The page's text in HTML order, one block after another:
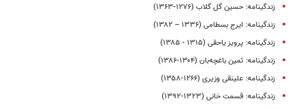
زندگینامه‌: حسین گل‌ گلاب (۱۲۷۶-۱۳۶۳)
زندگینامه: ایرج بسطامی (۱۳۳۶ – ۱۳۸۲)
زندگینامه: پرویز یاحقی (۱۳۱۵ - ۱۳۸۵)
زندگینامه: ثمین باغچه‌بان (۱۳۰۴-۱۳۸۶)
زندگینامه: علینقی وزیری (۱۲۶۶-۱۳۵۸)
زندگینامه: قسمت خانی (۱۳۲۳-۱۳۹۲)